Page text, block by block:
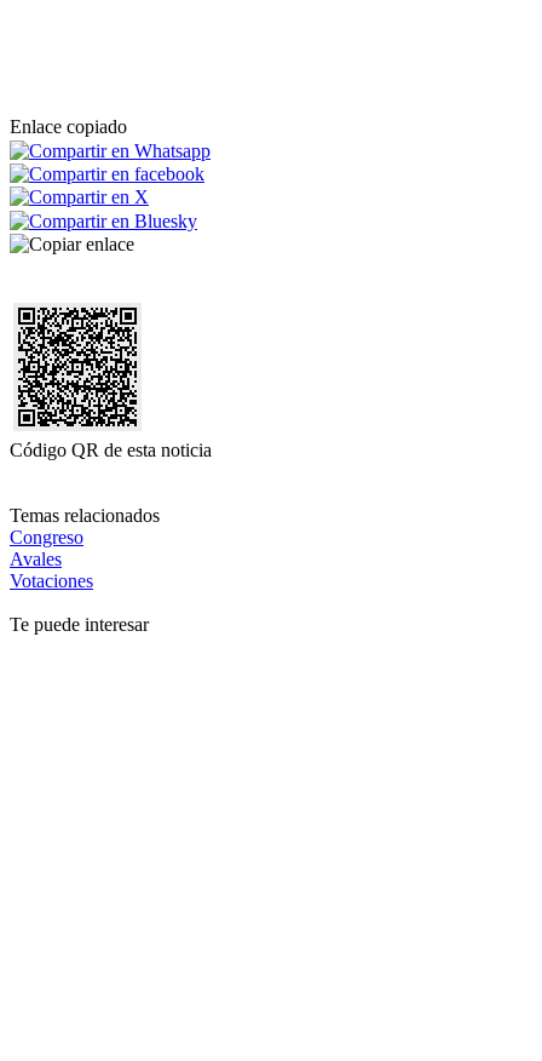
Enlace copiado
Código QR de esta noticia
Temas relacionados
Congreso
Avales
Votaciones
Te puede interesar